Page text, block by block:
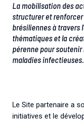
La mobilisation des
structurer et
brésiliennes à travers
thématiques et la
pérenne pour
maladies infectieuses.
Le Site partenaire a
initiatives et le